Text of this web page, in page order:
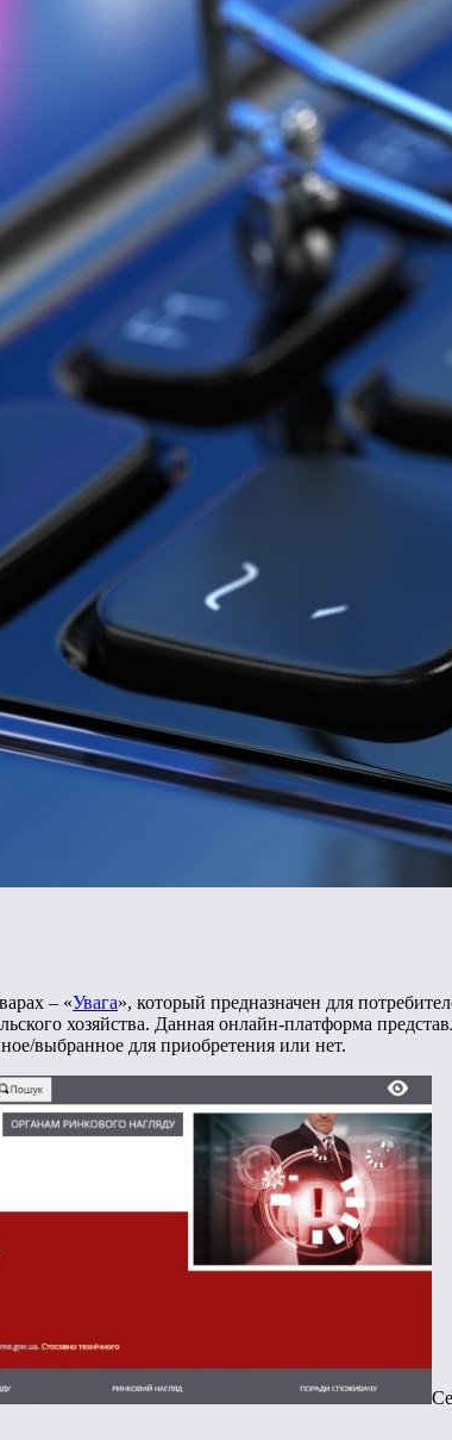
– «Увага», который предназначен для
хозяйства. Данная онлайн-платформа
выбранное для приобретения или нет.